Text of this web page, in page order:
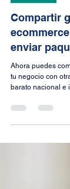
Boseman
3 oct 2023
Ecommerce
Compartir
enviar
Ahora puedes